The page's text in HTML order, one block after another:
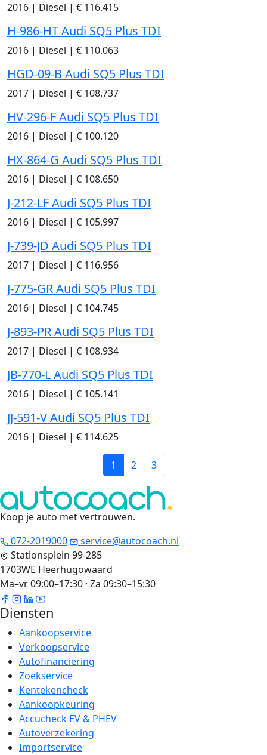
2016 | Diesel | € 116.415
H-986-HT Audi SQ5 Plus TDI
2016 | Diesel | € 110.063
HGD-09-B Audi SQ5 Plus TDI
2017 | Diesel | € 108.737
HV-296-F Audi SQ5 Plus TDI
2016 | Diesel | € 100.120
HX-864-G Audi SQ5 Plus TDI
2016 | Diesel | € 108.650
J-212-LF Audi SQ5 Plus TDI
2016 | Diesel | € 105.997
J-739-JD Audi SQ5 Plus TDI
2017 | Diesel | € 116.956
J-775-GR Audi SQ5 Plus TDI
2016 | Diesel | € 104.745
J-893-PR Audi SQ5 Plus TDI
2017 | Diesel | € 108.934
JB-770-L Audi SQ5 Plus TDI
2016 | Diesel | € 105.141
JJ-591-V Audi SQ5 Plus TDI
2016 | Diesel | € 114.625
1 2 3
Koop je auto met vertrouwen.
072-2019000
service@autocoach.nl
Stationsplein 99-285
1703WE Heerhugowaard
Ma–vr 09:00–17:30 · Za 09:30–15:30
Diensten
Aankoopservice
Verkoopservice
Autofinanciering
Zoekservice
Kentekencheck
Aankoopkeuring
Accucheck EV & PHEV
Autoverzekering
Importservice